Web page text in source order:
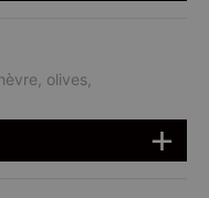
olives,